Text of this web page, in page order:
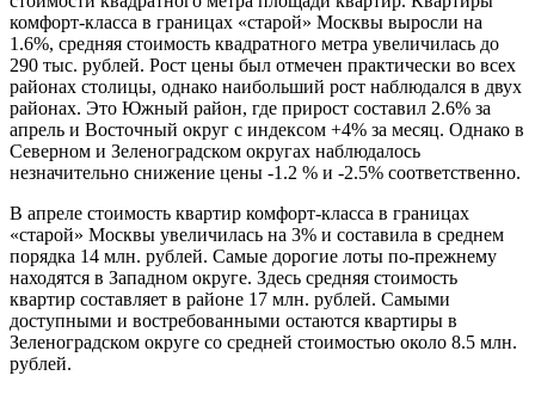
комфорт-класса в границах «старой» Москвы выросли на
1.6%, средняя стоимость квадратного метра увеличилась до
290 тыс. рублей. Рост цены был отмечен практически во всех
районах столицы, однако наибольший рост наблюдался в двух
районах. Это Южный район, где прирост составил 2.6% за
апрель и Восточный округ с индексом +4% за месяц. Однако в
Северном и Зеленоградском округах наблюдалось
незначительно снижение цены -1.2 % и -2.5% соответственно.
В апреле стоимость квартир комфорт-класса в границах
«старой» Москвы увеличилась на 3% и составила в среднем
порядка 14 млн. рублей. Самые дорогие лоты по-прежнему
находятся в Западном округе. Здесь средняя стоимость
квартир составляет в районе 17 млн. рублей. Самыми
доступными и востребованными остаются квартиры в
Зеленоградском округе со средней стоимостью около 8.5 млн.
рублей.